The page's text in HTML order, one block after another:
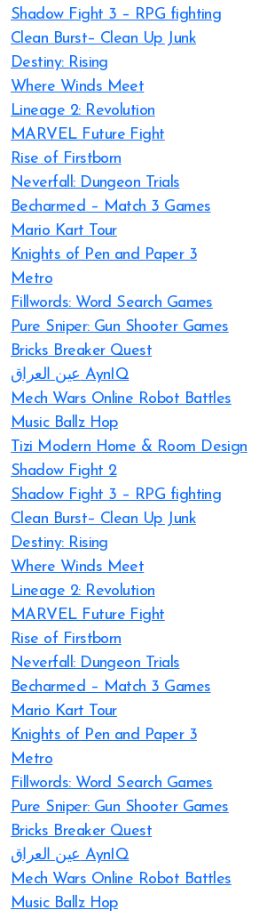
Shadow Fight 3 – RPG fighting
Clean Burst– Clean Up Junk
Destiny: Rising
Where Winds Meet
Lineage 2: Revolution
MARVEL Future Fight
Rise of Firstborn
Neverfall: Dungeon Trials
Becharmed – Match 3 Games
Mario Kart Tour
Knights of Pen and Paper 3
Metro
Fillwords: Word Search Games
Pure Sniper: Gun Shooter Games
Bricks Breaker Quest
عين العراق AynIQ
Mech Wars Online Robot Battles
Music Ballz Hop
Tizi Modern Home & Room Design
Shadow Fight 2
Shadow Fight 3 – RPG fighting
Clean Burst– Clean Up Junk
Destiny: Rising
Where Winds Meet
Lineage 2: Revolution
MARVEL Future Fight
Rise of Firstborn
Neverfall: Dungeon Trials
Becharmed – Match 3 Games
Mario Kart Tour
Knights of Pen and Paper 3
Metro
Fillwords: Word Search Games
Pure Sniper: Gun Shooter Games
Bricks Breaker Quest
عين العراق AynIQ
Mech Wars Online Robot Battles
Music Ballz Hop